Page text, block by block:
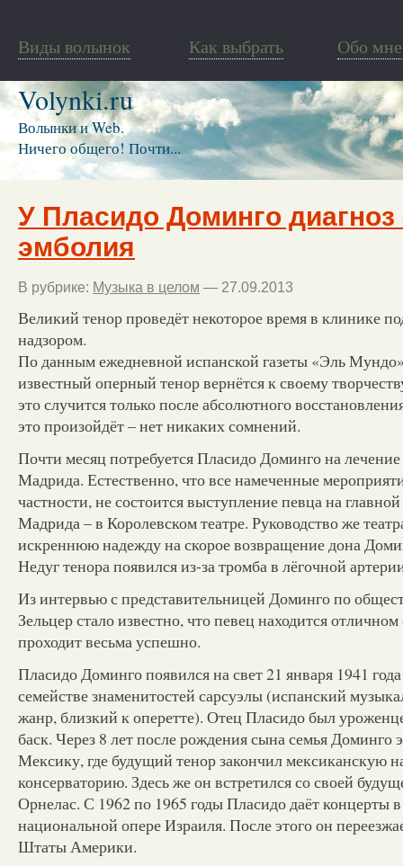
Виды волынок Как выбрать Обо мне
Volynki.ru
Волынки и Web.
Ничего общего! Почти...
У Пласидо Доминго диагноз
эмболия
В рубрике: Музыка в целом — 27.09.2013
Великий тенор проведёт некоторое время в клинике
надзором.
По данным ежедневной испанской газеты «Эль
известный оперный тенор вернётся к своему
это случится только после абсолютного
это произойдёт – нет никаких сомнений.
Почти месяц потребуется Пласидо Доминго на
Мадрида. Естественно, что все намеченные
частности, не состоится выступление певца на
Мадрида – в Королевском театре. Руководство же
искреннюю надежду на скорое возвращение дона
Недуг тенора появился из-за тромба в лёгочной
Из интервью с представительницей Доминго по
Зельцер стало известно, что певец находится
проходит весьма успешно.
Пласидо Доминго появился на свет 21 января 1941
семействе знаменитостей сарсуэлы (испанский
жанр, близкий к оперетте). Отец Пласидо был
баск. Через 8 лет после рождения сына семья Доминго
Мексику, где будущий тенор закончил мексиканскую
консерваторию. Здесь же он встретился со своей
Орнелас. С 1962 по 1965 годы Пласидо даёт концерты
национальной опере Израиля. После этого он
Штаты Америки.